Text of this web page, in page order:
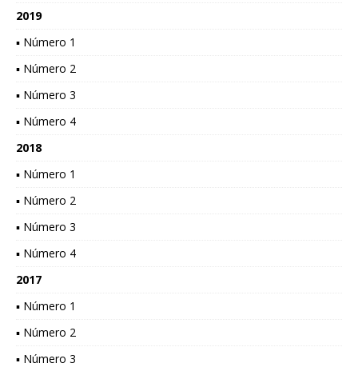
2019
▪ Número 1
▪ Número 2
▪ Número 3
▪ Número 4
2018
▪ Número 1
▪ Número 2
▪ Número 3
▪ Número 4
2017
▪ Número 1
▪ Número 2
▪ Número 3